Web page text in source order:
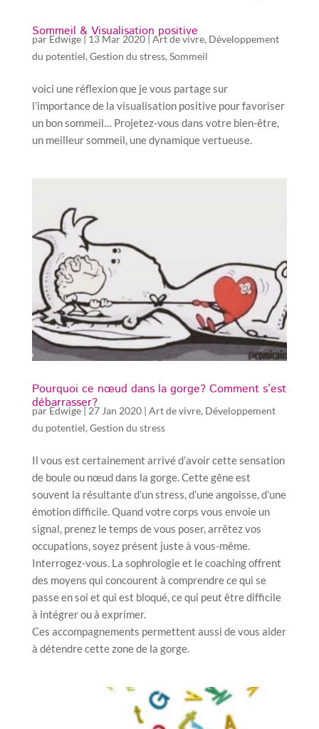
Sommeil & Visualisation positive
par Edwige| 13 Mar 2020| Art de vivre, Développement
du potentiel, Gestion du stress, Sommeil
voici une réflexion que je vous partage sur
l’importance de la visualisation positive pour favoriser
un bon sommeil… Projetez-vous dans votre bien-être,
un meilleur sommeil, une dynamique vertueuse.
Pourquoi ce nœud dans la gorge? Comment s’est
débarrasser?
par Edwige| 27 Jan 2020| Art de vivre, Développement
du potentiel, Gestion du stress
Il vous est certainement arrivé d’avoir cette sensation
de boule ou nœud dans la gorge. Cette gêne est
souvent la résultante d’un stress, d’une angoisse, d’une
émotion difficile. Quand votre corps vous envoie un
signal, prenez le temps de vous poser, arrêtez vos
occupations, soyez présent juste à vous-même.
Interrogez-vous. La sophrologie et le coaching offrent
des moyens qui concourent à comprendre ce qui se
passe en soi et qui est bloqué, ce qui peut être difficile
à intégrer ou à exprimer.
Ces accompagnements permettent aussi de vous aider
à détendre cette zone de la gorge.